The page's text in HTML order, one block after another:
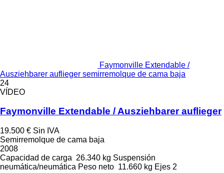
Faymonville Extendable /
Ausziehbarer auflieger semirremolque de cama baja
24
VÍDEO
Faymonville Extendable / Ausziehbarer auflieger
19.500 € Sin IVA
Semirremolque de cama baja
2008
Capacidad de carga 26.340 kg Suspensión
neumática/neumática Peso neto 11.660 kg Ejes 2